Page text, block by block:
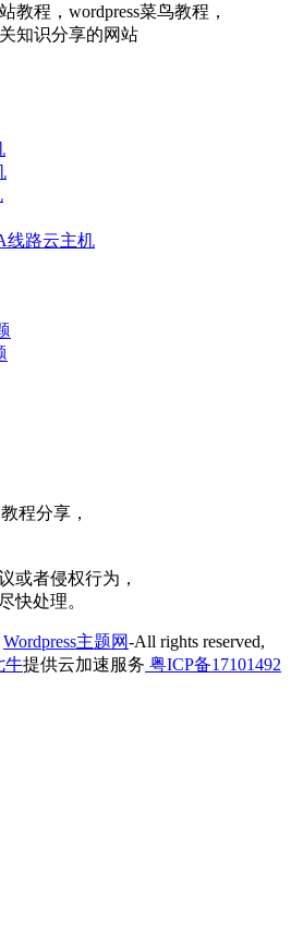
教程，wordpress菜鸟教程，
知识分享的网站
线路云主机
程分享，
或者侵权行为，
快处理。
Wordpress主题网-All rights reserved,
牛提供云加速服务 粤ICP备17101492